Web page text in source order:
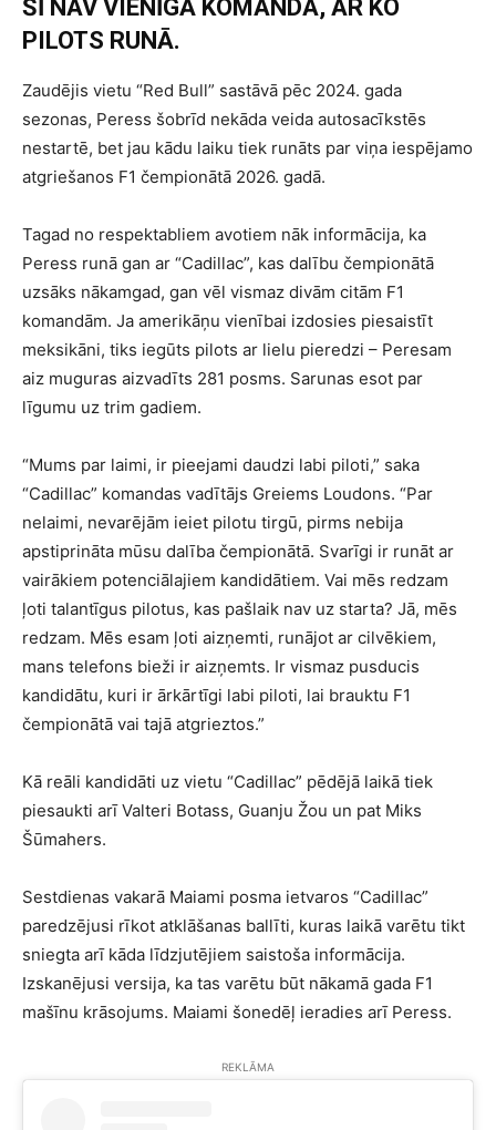
ŠĪ NAV VIENĪGĀ KOMANDA, AR KO
PILOTS RUNĀ.
Zaudējis vietu “Red Bull” sastāvā pēc 2024. gada
sezonas, Peress šobrīd nekāda veida autosacīkstēs
nestartē, bet jau kādu laiku tiek runāts par viņa iespējamo
atgriešanos F1 čempionātā 2026. gadā.
Tagad no respektabliem avotiem nāk informācija, ka
Peress runā gan ar “Cadillac”, kas dalību čempionātā
uzsāks nākamgad, gan vēl vismaz divām citām F1
komandām. Ja amerikāņu vienībai izdosies piesaistīt
meksikāni, tiks iegūts pilots ar lielu pieredzi – Peresam
aiz muguras aizvadīts 281 posms. Sarunas esot par
līgumu uz trim gadiem.
“Mums par laimi, ir pieejami daudzi labi piloti,” saka
“Cadillac” komandas vadītājs Greiems Loudons. “Par
nelaimi, nevarējām ieiet pilotu tirgū, pirms nebija
apstiprināta mūsu dalība čempionātā. Svarīgi ir runāt ar
vairākiem potenciālajiem kandidātiem. Vai mēs redzam
ļoti talantīgus pilotus, kas pašlaik nav uz starta? Jā, mēs
redzam. Mēs esam ļoti aizņemti, runājot ar cilvēkiem,
mans telefons bieži ir aizņemts. Ir vismaz pusducis
kandidātu, kuri ir ārkārtīgi labi piloti, lai brauktu F1
čempionātā vai tajā atgrieztos.”
Kā reāli kandidāti uz vietu “Cadillac” pēdējā laikā tiek
piesaukti arī Valteri Botass, Guanju Žou un pat Miks
Šūmahers.
Sestdienas vakarā Maiami posma ietvaros “Cadillac”
paredzējusi rīkot atklāšanas ballīti, kuras laikā varētu tikt
sniegta arī kāda līdzjutējiem saistoša informācija.
Izskanējusi versija, ka tas varētu būt nākamā gada F1
mašīnu krāsojums. Maiami šonedēļ ieradies arī Peress.
REKLĀMA